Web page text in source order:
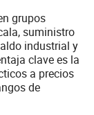
grupos
suministro
industrial y
clave es la
a precios
de